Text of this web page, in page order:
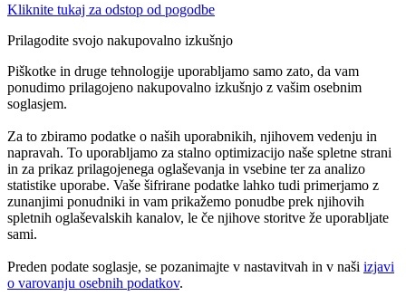
Kliknite tukaj za odstop od pogodbe
Prilagodite svojo nakupovalno izkušnjo
Piškotke in druge tehnologije uporabljamo samo zato, da vam
ponudimo prilagojeno nakupovalno izkušnjo z vašim osebnim
soglasjem.
Za to zbiramo podatke o naših uporabnikih, njihovem vedenju in
napravah. To uporabljamo za stalno optimizacijo naše spletne strani
in za prikaz prilagojenega oglaševanja in vsebine ter za analizo
statistike uporabe. Vaše šifrirane podatke lahko tudi primerjamo z
zunanjimi ponudniki in vam prikažemo ponudbe prek njihovih
spletnih oglaševalskih kanalov, le če njihove storitve že uporabljate
sami.
Preden podate soglasje, se pozanimajte v nastavitvah in v naši izjavi
o varovanju osebnih podatkov.